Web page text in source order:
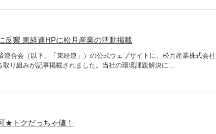
反響 東経連HPに松月産業の活動掲載
連合会（以下、「東経連」）の公式ウェブサイトに、松月産業株式会社
り組みが記事掲載されました。当社の環境課題解決に...
★トクだっちゃ値！